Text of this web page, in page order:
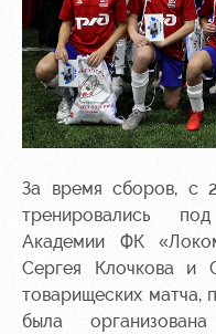
За время сборов, с
тренировались
Академии ФК
Сергея Клочкова и
товарищеских матча,
была организована